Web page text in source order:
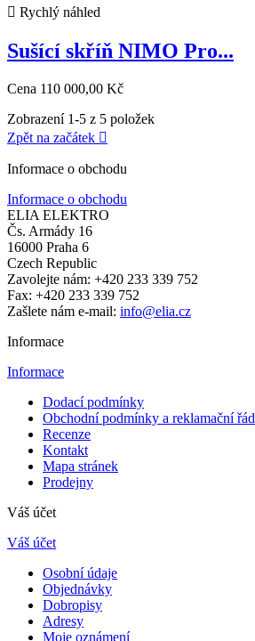
 Rychlý náhled
Sušící skříň NIMO Pro...
Cena 110 000,00 Kč
Zobrazení 1-5 z 5 položek
Zpět na začátek 
Informace o obchodu
Informace o obchodu
ELIA ELEKTRO
Čs. Armády 16
16000 Praha 6
Czech Republic
Zavolejte nám: +420 233 339 752
Fax: +420 233 339 752
Zašlete nám e-mail: info@elia.cz
Informace
Informace
Dodací podmínky
Obchodní podmínky a reklamační řád
Recenze
Kontakt
Mapa stránek
Prodejny
Váš účet
Váš účet
Osobní údaje
Objednávky
Dobropisy
Adresy
Moje oznámení